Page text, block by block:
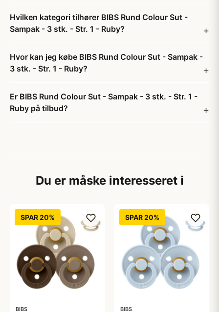
Hvilken kategori tilhører BIBS Rund Colour Sut -
Sampak - 3 stk. - Str. 1 - Ruby?
Hvor kan jeg købe BIBS Rund Colour Sut - Sampak -
3 stk. - Str. 1 - Ruby?
Er BIBS Rund Colour Sut - Sampak - 3 stk. - Str. 1 -
Ruby på tilbud?
Du er måske interesseret i
SPAR 20%
BIBS
SPAR 20%
BIBS